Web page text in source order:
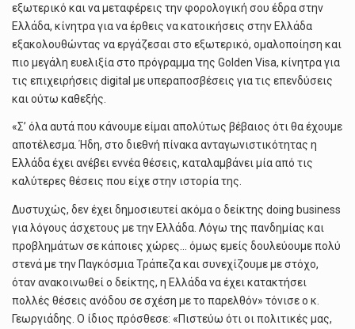
εξωτερικό και να μεταφέρεις την φορολογική σου έδρα στην
Ελλάδα, κίνητρα για να έρθεις να κατοικήσεις στην Ελλάδα
εξακολουθώντας να εργάζεσαι στο εξωτερικό, ομαλοποίηση και
πιο μεγάλη ευελιξία στο πρόγραμμα της Golden Visa, κίνητρα για
τις επιχειρήσεις digital με υπεραποσβέσεις για τις επενδύσεις
και ούτω καθεξής.
«Σ’ όλα αυτά που κάνουμε είμαι απολύτως βέβαιος ότι θα έχουμε
αποτέλεσμα. Ήδη, στο διεθνή πίνακα ανταγωνιστικότητας η
Ελλάδα έχει ανέβει εννέα θέσεις, καταλαμβάνει μία από τις
καλύτερες θέσεις που είχε στην ιστορία της.
Δυστυχώς, δεν έχει δημοσιευτεί ακόμα ο δείκτης doing business
για λόγους άσχετους με την Ελλάδα. Λόγω της πανδημίας και
προβλημάτων σε κάποιες χώρες… όμως εμείς δουλεύουμε πολύ
στενά με την Παγκόσμια Τράπεζα και συνεχίζουμε με στόχο,
όταν ανακοινωθεί ο δείκτης, η Ελλάδα να έχει κατακτήσει
πολλές θέσεις ανόδου σε σχέση με το παρελθόν» τόνισε ο κ.
Γεωργιάδης. Ο ίδιος πρόσθεσε: «Πιστεύω ότι οι πολιτικές μας,